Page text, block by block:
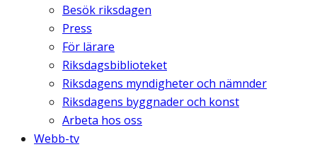
Besök riksdagen
Press
För lärare
Riksdagsbiblioteket
Riksdagens myndigheter och nämnder
Riksdagens byggnader och konst
Arbeta hos oss
Webb-tv